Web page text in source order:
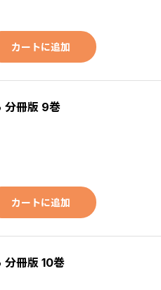
カートに追加
分冊版 9巻
カートに追加
分冊版 10巻